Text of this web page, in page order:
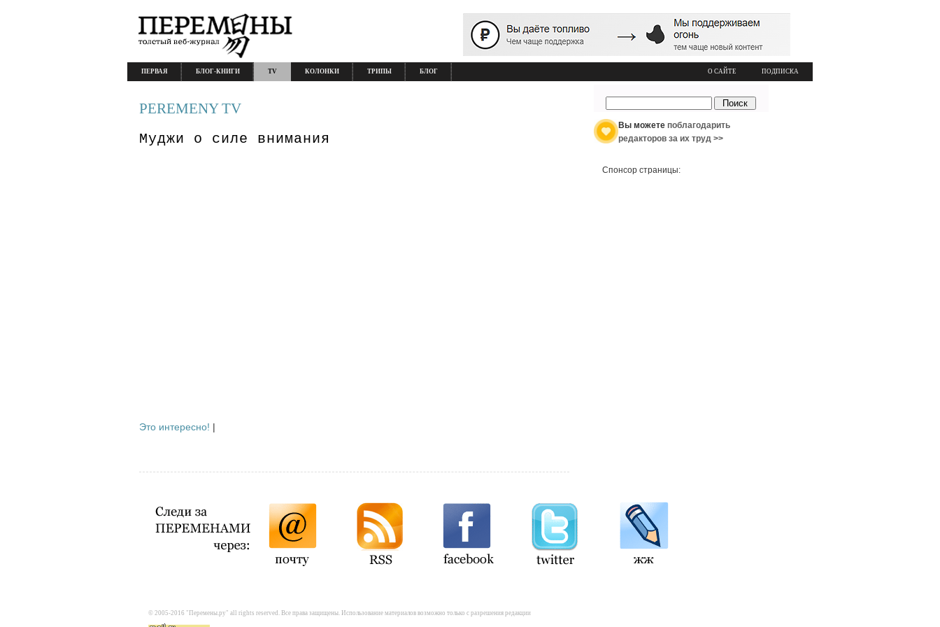
О САЙТЕ ПОДПИСКА
ПЕРВАЯ БЛОГ-КНИГИ TV КОЛОНКИ ТРИПЫ БЛОГ
PEREMENY TV
Муджи о силе внимания
Это интересно! |
Вы можете поблагодарить
редакторов за их труд >>
Спонсор страницы:
© 2005-2016 "Перемены.ру" all rights reserved. Все права защищены. Использование материалов возможно только с разрешения редакции